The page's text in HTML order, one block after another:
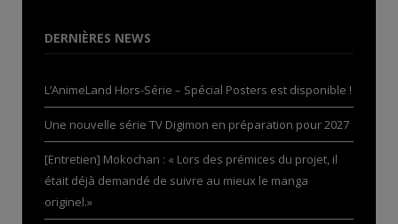
DERNIÈRES NEWS
L’AnimeLand Hors-Série – Spécial Posters est disponible !
Une nouvelle série TV Digimon en préparation pour 2027
[Entretien] Mokochan : « Lors des prémices du projet, il
était déjà demandé de suivre au mieux le manga
originel.»